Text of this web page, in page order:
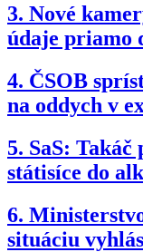
3. Nové
údaje priamo
4. ČSOB
na oddych v
5. SaS: Takáč
státisíce do
6.
situáciu